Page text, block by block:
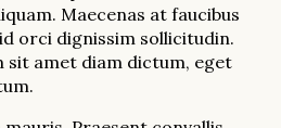
Maecenas at faucibus
orci dignissim sollicitudin.
sit amet diam dictum, eget